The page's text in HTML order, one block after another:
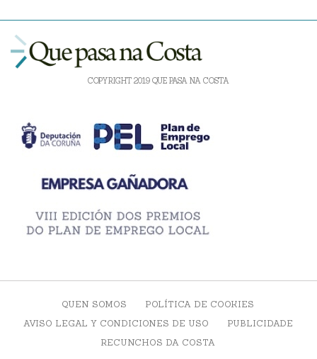
COPYRIGHT 2019 QUE PASA NA COSTA
QUEN SOMOS
POLÍTICA DE COOKIES
AVISO LEGAL Y CONDICIONES DE USO
PUBLICIDADE
RECUNCHOS DA COSTA